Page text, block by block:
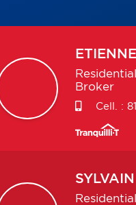
ETIENNE
Broker
Cell. :
SYLVAIN